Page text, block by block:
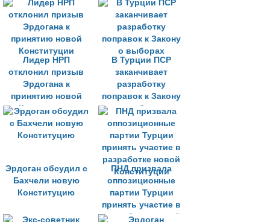
начале следующего
года
Лидер НРП
отклонил призыв
Эрдогана к
принятию новой
Конституции
В Турции ПСР
заканчивает
разработку
поправок к Закону
о выборах
Эрдоган обсудил с
Бахчели новую
Конституцию
ПНД призвала
оппозиционные
партии Турции
принять участие в
разработке новой